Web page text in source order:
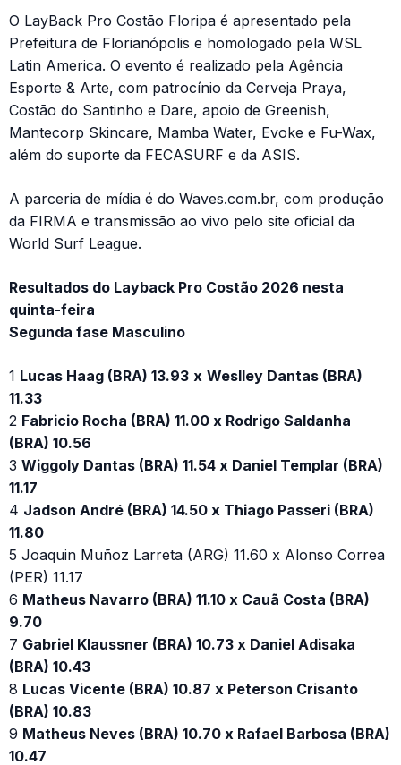
O LayBack Pro Costão Floripa é apresentado pela
Prefeitura de Florianópolis e homologado pela WSL
Latin America. O evento é realizado pela Agência
Esporte & Arte, com patrocínio da Cerveja Praya,
Costão do Santinho e Dare, apoio de Greenish,
Mantecorp Skincare, Mamba Water, Evoke e Fu-Wax,
além do suporte da FECASURF e da ASIS.
A parceria de mídia é do Waves.com.br, com produção
da FIRMA e transmissão ao vivo pelo site oficial da
World Surf League.
Resultados do Layback Pro Costão 2026 nesta
quinta-feira
Segunda fase Masculino
1 Lucas Haag (BRA) 13.93 x Weslley Dantas (BRA)
11.33
2 Fabricio Rocha (BRA) 11.00 x Rodrigo Saldanha
(BRA) 10.56
3 Wiggoly Dantas (BRA) 11.54 x Daniel Templar (BRA)
11.17
4 Jadson André (BRA) 14.50 x Thiago Passeri (BRA)
11.80
5 Joaquin Muñoz Larreta (ARG) 11.60 x Alonso Correa
(PER) 11.17
6 Matheus Navarro (BRA) 11.10 x Cauã Costa (BRA)
9.70
7 Gabriel Klaussner (BRA) 10.73 x Daniel Adisaka
(BRA) 10.43
8 Lucas Vicente (BRA) 10.87 x Peterson Crisanto
(BRA) 10.83
9 Matheus Neves (BRA) 10.70 x Rafael Barbosa (BRA)
10.47